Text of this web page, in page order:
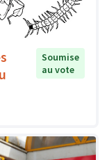
Soumise
au vote